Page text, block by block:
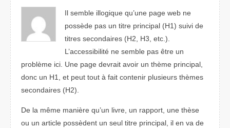
Il semble illogique qu’une page web ne
possède pas un titre principal (H1) suivi de
titres secondaires (H2, H3, etc.).
L’accessibilité ne semble pas être un
problème ici. Une page devrait avoir un thème principal,
donc un H1, et peut tout à fait contenir plusieurs thèmes
secondaires (H2).
De la même manière qu’un livre, un rapport, une thèse
ou un article possèdent un seul titre principal, il en va de